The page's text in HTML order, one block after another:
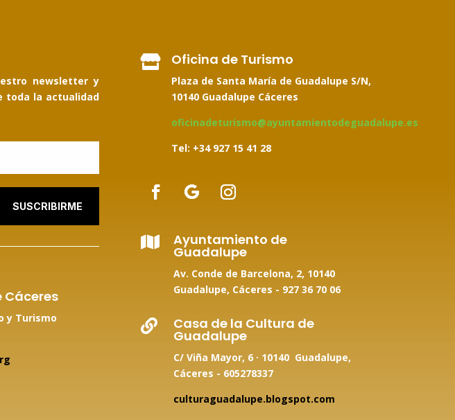
newsletter y
toda la actualidad
SUSCRIBIRME
Cáceres
y Turismo
 Oficina de Turismo
Plaza de Santa María de Guadalupe S/N,
10140 Guadalupe Cáceres
oficinadeturismo@ayuntamientodeguadalupe.es
Tel: +34 927 15 41 28
 Ayuntamiento de
Guadalupe
Av. Conde de Barcelona, 2, 10140
Guadalupe, Cáceres - 927 36 70 06
 Casa de la Cultura de
Guadalupe
C/ Viña Mayor, 6 · 10140 Guadalupe,
Cáceres - 605278337
culturaguadalupe.blogspot.com